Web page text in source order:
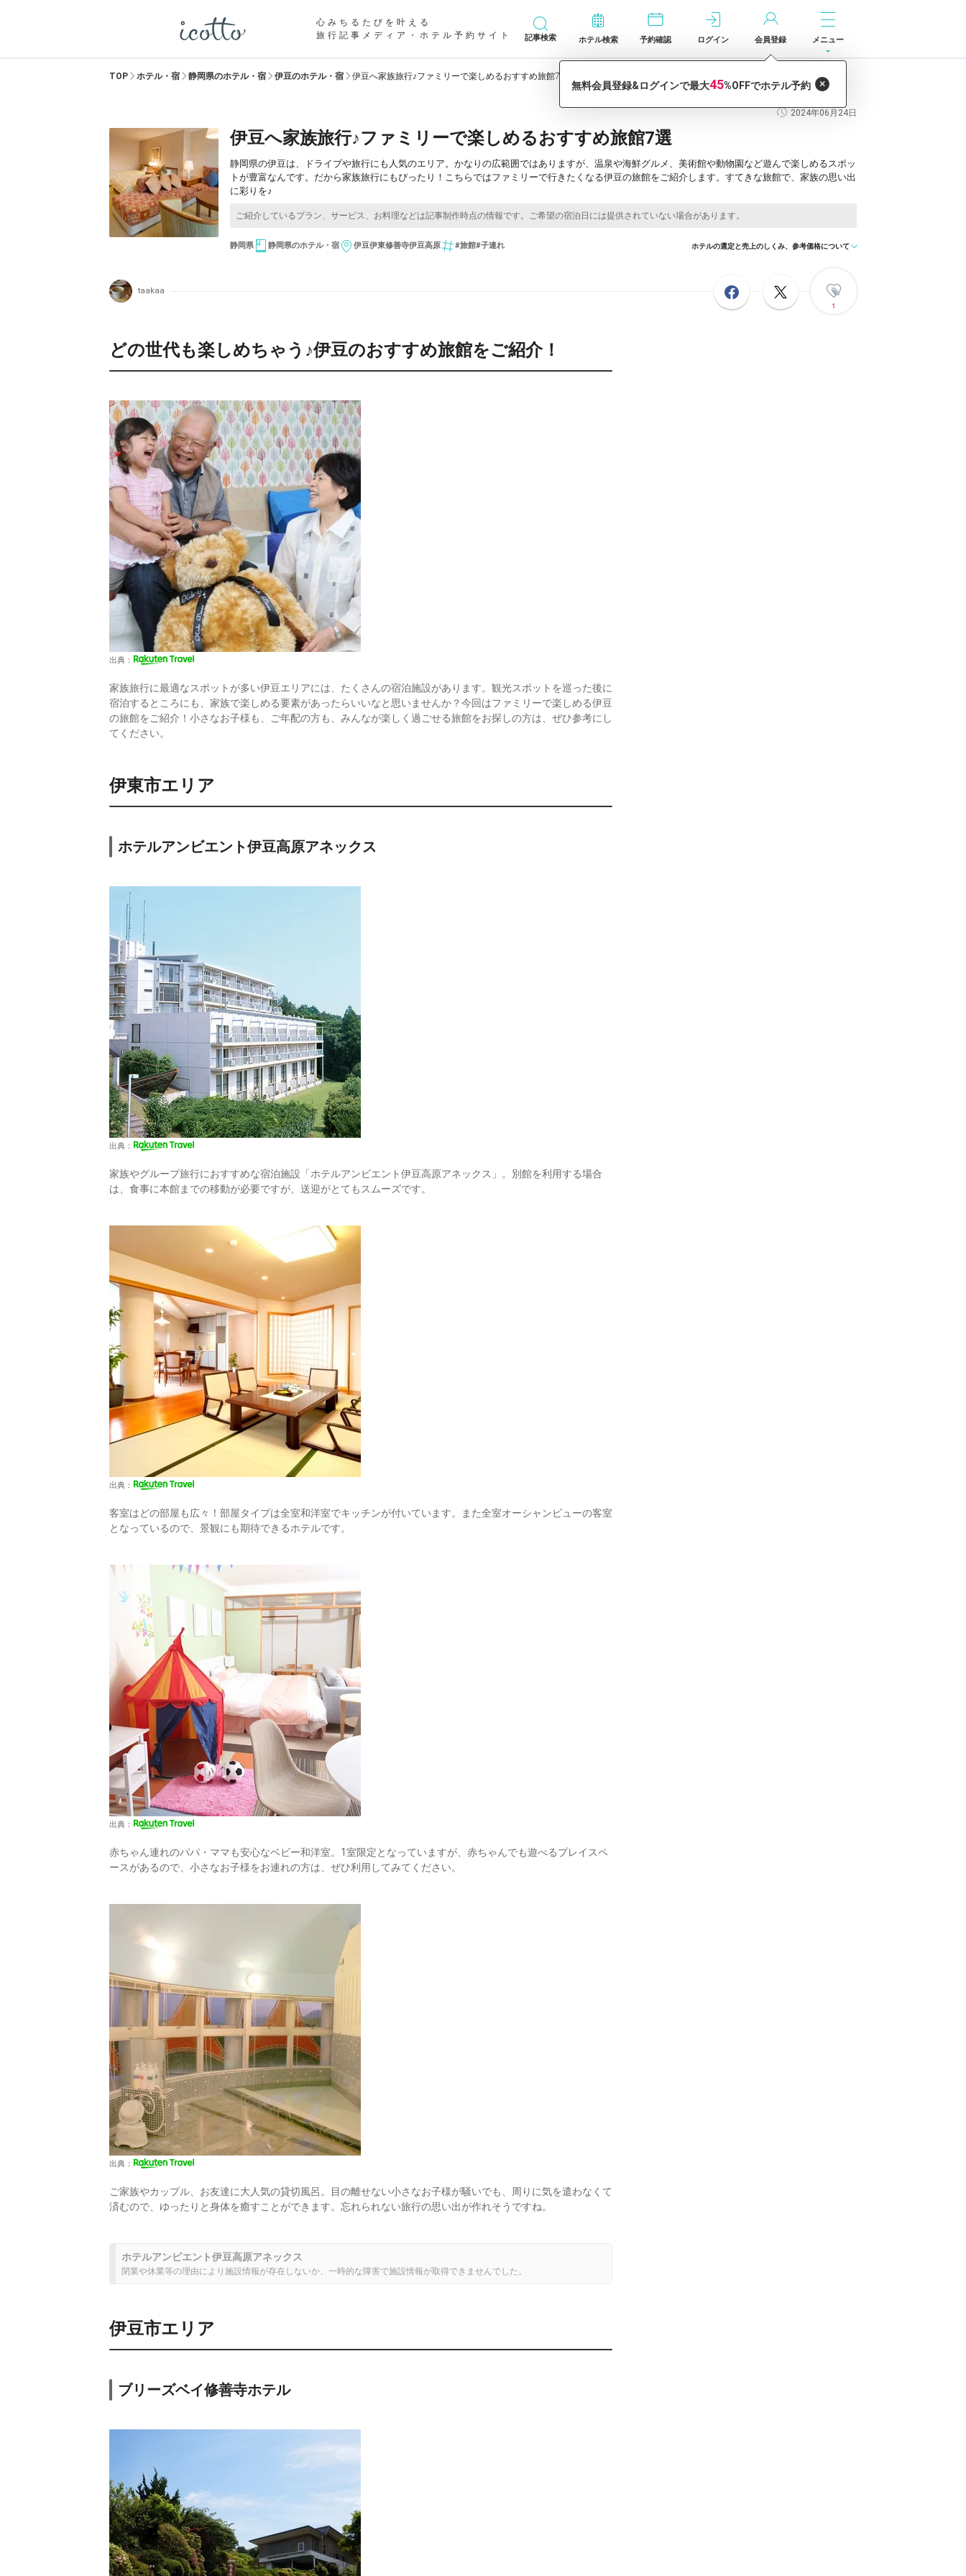
心みちるたびを叶える
旅行記事メディア・ホテル予約サイト
記事検索 ホテル検索 予約確認 ログイン 会員登録 メニュー
TOP ホテル・宿 静岡県のホテル・宿 伊豆のホテル・宿 伊豆へ家族旅行♪ファミリーで楽しめるおすすめ旅館7選
2024年06月24日
伊豆へ家族旅行♪ファミリーで楽しめるおすすめ旅館7選
静岡県の伊豆は、ドライブや旅行にも人気のエリア。かなりの広範囲ではありますが、温泉や海鮮グルメ、美術館や動物園など遊んで楽しめるスポッ
トが豊富なんです。だから家族旅行にもぴったり！こちらではファミリーで行きたくなる伊豆の旅館をご紹介します。すてきな旅館で、家族の思い出
に彩りを♪
静岡県 静岡県のホテル・宿 伊豆伊東修善寺伊豆高原 #旅館#子連れ ホテルの選定と売上のしくみ、参考価格について
taakaa
1
どの世代も楽しめちゃう♪伊豆のおすすめ旅館をご紹介！
出典：
家族旅行に最適なスポットが多い伊豆エリアには、たくさんの宿泊施設があります。観光スポットを巡った後に
宿泊するところにも、家族で楽しめる要素があったらいいなと思いませんか？今回はファミリーで楽しめる伊豆
の旅館をご紹介！小さなお子様も、ご年配の方も、みんなが楽しく過ごせる旅館をお探しの方は、ぜひ参考にし
てください。
伊東市エリア
ホテルアンビエント伊豆高原アネックス
出典：
家族やグループ旅行におすすめな宿泊施設「ホテルアンビエント伊豆高原アネックス」。別館を利用する場合
は、食事に本館までの移動が必要ですが、送迎がとてもスムーズです。
出典：
客室はどの部屋も広々！部屋タイプは全室和洋室でキッチンが付いています。また全室オーシャンビューの客室
となっているので、景観にも期待できるホテルです。
出典：
赤ちゃん連れのパパ・ママも安心なベビー和洋室。1室限定となっていますが、赤ちゃんでも遊べるプレイスペ
ースがあるので、小さなお子様をお連れの方は、ぜひ利用してみてください。
出典：
ご家族やカップル、お友達に大人気の貸切風呂。目の離せない小さなお子様が騒いでも、周りに気を遣わなくて
済むので、ゆったりと身体を癒すことができます。忘れられない旅行の思い出が作れそうですね。
ホテルアンビエント伊豆高原アネックス
閉業や休業等の理由により施設情報が存在しないか、一時的な障害で施設情報が取得できませんでした。
伊豆市エリア
ブリーズベイ修善寺ホテル